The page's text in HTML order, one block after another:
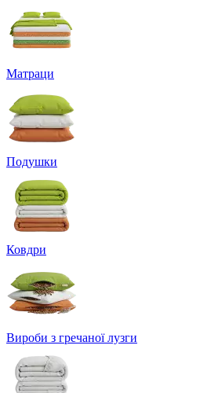
Матраци
Подушки
Ковдри
Вироби з гречаної лузги